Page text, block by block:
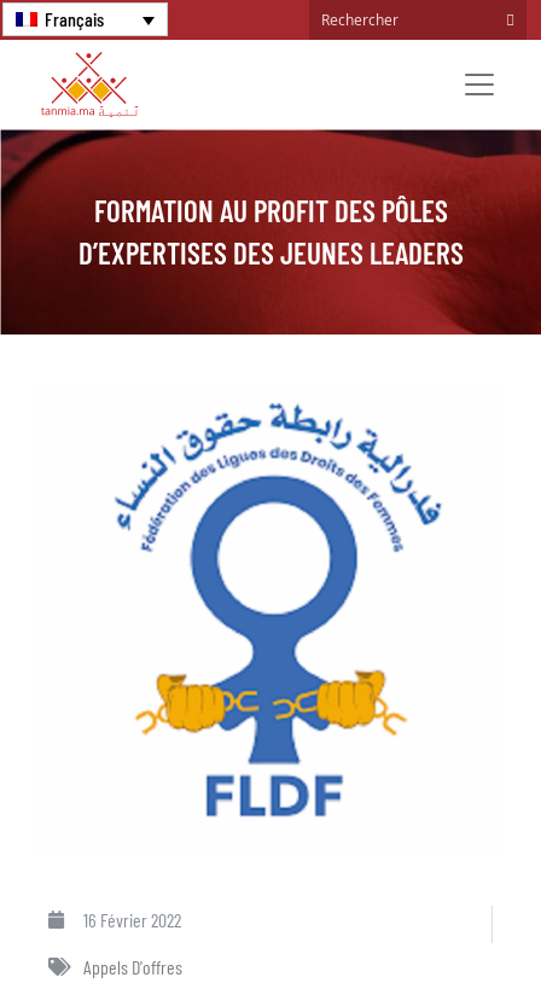
Français
FORMATION AU PROFIT DES PÔLES
D’EXPERTISES DES JEUNES LEADERS
16 Février 2022
Appels D'offres